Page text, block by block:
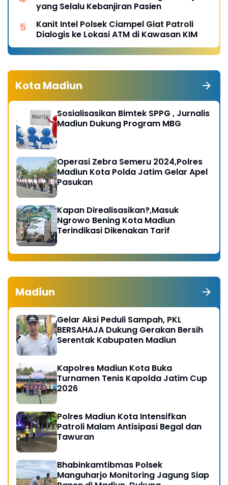
yang Selalu Kebanjiran Pasien
Kanit Intel Polsek Ciampel Giat Patroli
Dialogis ke Lokasi ATM di Kawasan KIM
Kota Madiun
Sosialisasikan Bimtek SPPG , Jurnalis
Madiun Dukung Program MBG
Operasi Zebra Semeru 2024,Polres
Madiun Kota Polda Jatim Gelar Apel
Pasukan
Kapan Direalisasikan?,Masuk
Ngrowo Bening Kota Madiun
Terindikasi Dikenakan Tarif
Madiun
Gelar Aksi Peduli Sampah, PKL
BERSAHAJA Dukung Gerakan Bersih
Serentak Kabupaten Madiun
Kapolres Madiun Kota Buka
Turnamen Tenis Kapolda Jatim Cup
2026
Polres Madiun Kota Intensifkan
Patroli Malam Antisipasi Begal dan
Tawuran
Bhabinkamtibmas Polsek
Manguharjo Monitoring Jagung Siap